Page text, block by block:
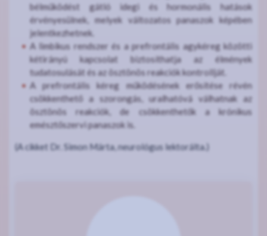
bélműködést gátló idegi és hormonális hatások
érvényesülnek, melyek változatos panaszok képében
jelentkezhetnek.
A limbikus rendszer és a prefrontális agykéreg közötti
kétirányú kapcsolat biztosíthatja az élmények
tudatosulását és az ösztönös reakciók kontrollját.
A prefrontális kéreg működésének erősítése révén
csökkenthető a szorongás, uralhatóvá válhatnak az
ösztönös reakciók, de csökkenthetők a krónikus
emésztőszervi panaszok is.
(A cikket Dr. Simon Márta, neurológus lektorálta.)